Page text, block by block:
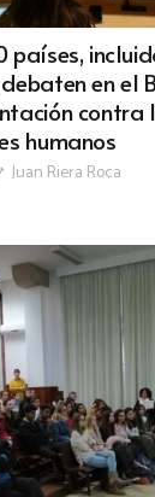
países,
en el
contra
humanos
Juan Riera Roca